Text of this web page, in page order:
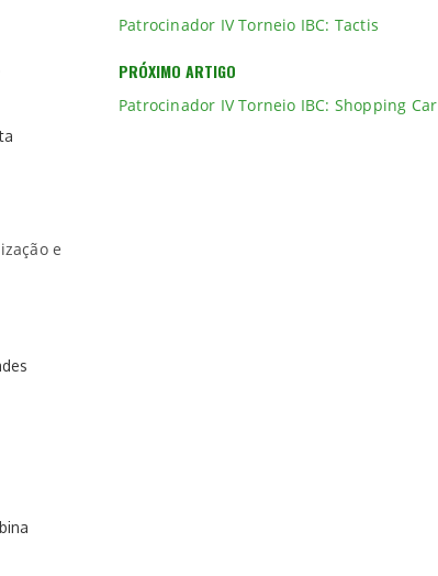
e
Patrocinador IV Torneio IBC: Tactis
PRÓXIMO ARTIGO
Patrocinador IV Torneio IBC: Shopping Car